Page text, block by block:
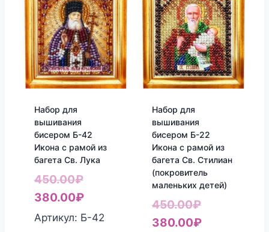
Набор для
вышивания
бисером Б-42
Икона с рамой из
багета Св. Лука
450.00₽Первоначальная
цена
составляла
380.00₽Текущая
цена:
Артикул: Б-42
Набор для
вышивания
бисером Б-22
Икона с рамой из
багета Св. Стилиан
(покровитель
маленьких детей)
450.00₽
цена
380.00₽Текущая